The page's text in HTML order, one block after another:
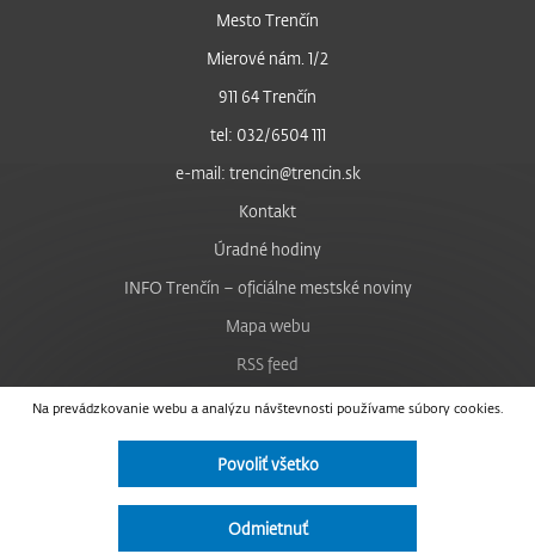
Na prevádzkovanie webu a analýzu návštevnosti používame súbory cookies.
Povoliť všetko
Odmietnuť
Mesto Trenčín
Mierové nám. 1/2
911 64 Trenčín
tel: 032/6504 111
e-mail: trencin@trencin.sk
Kontakt
Úradné hodiny
INFO Trenčín – oficiálne mestské noviny
Mapa webu
RSS feed
Nastavenie cookies
Facebook
Instagram